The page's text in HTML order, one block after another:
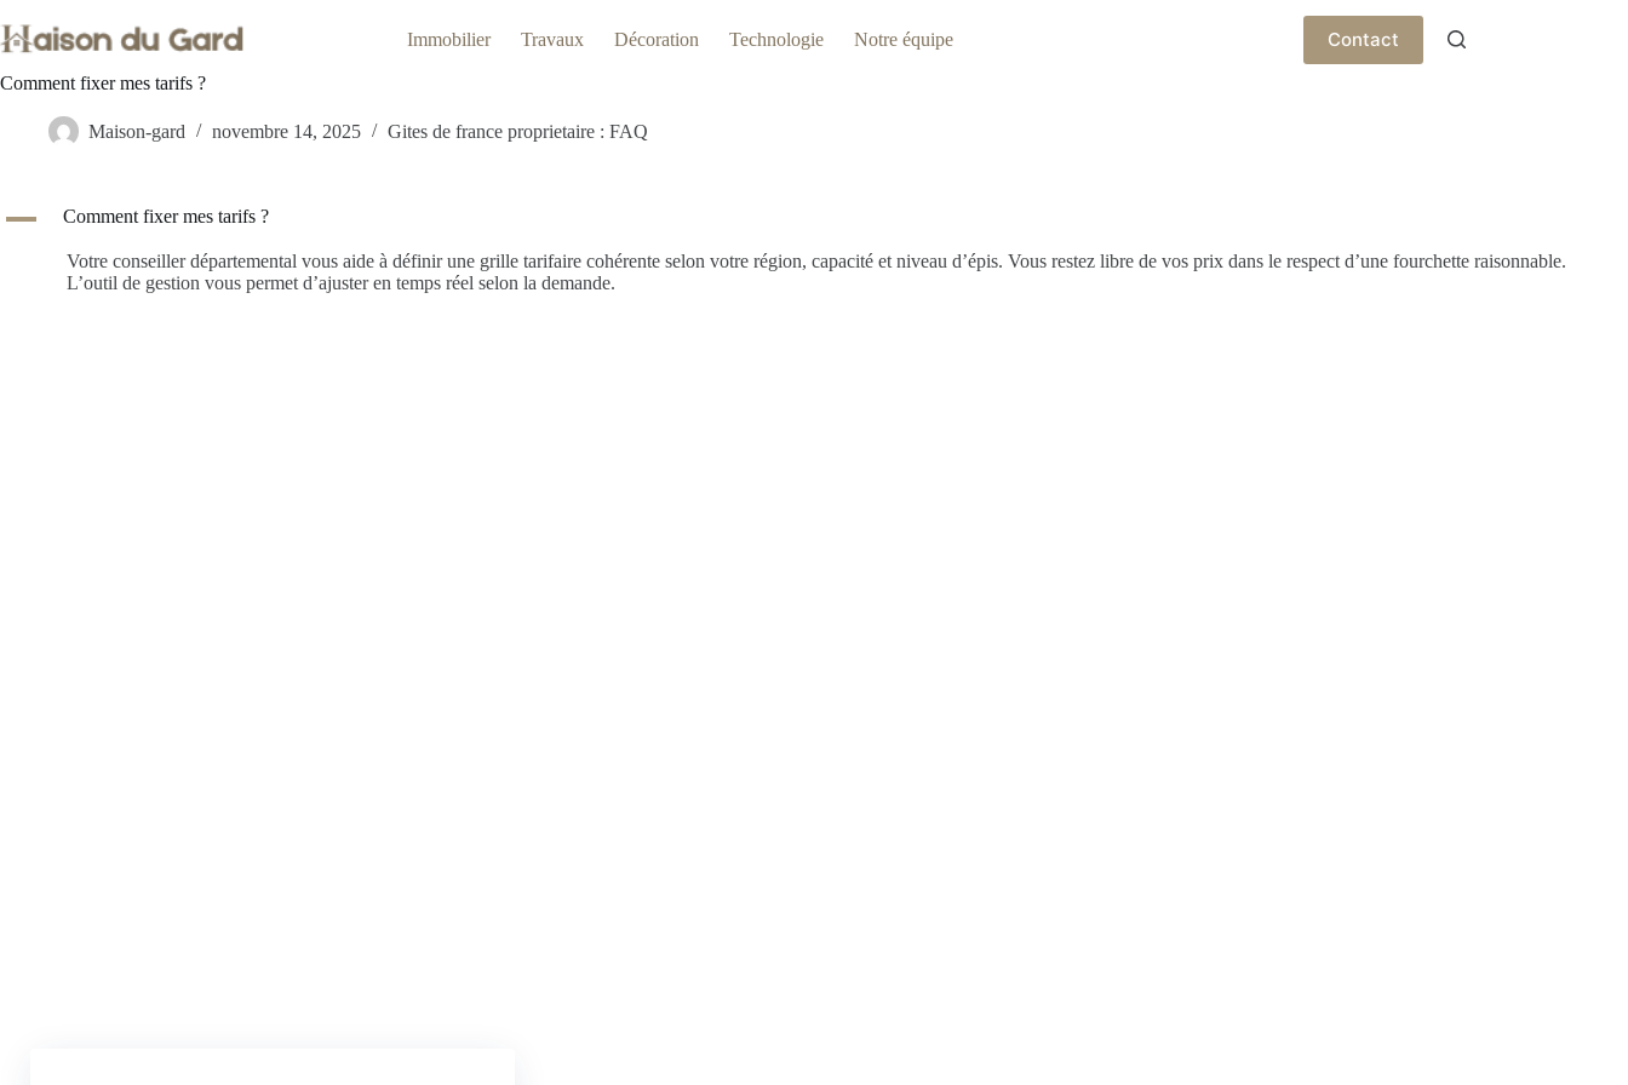
au
contenu
Immobilier Travaux Décoration Technologie Notre équipe Contact
Comment fixer mes tarifs ?
Maison-gard novembre 14, 2025 Gites de france proprietaire : FAQ
A Comment fixer mes tarifs ?
Votre conseiller départemental vous aide à définir une grille tarifaire cohérente selon votre région, capacité et niveau d’épis. Vous restez libre de vos prix dans le respect d’une fourchette raisonnable.
L’outil de gestion vous permet d’ajuster en temps réel selon la demande.